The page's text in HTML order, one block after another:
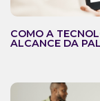
COMO A
ALCANCE DA